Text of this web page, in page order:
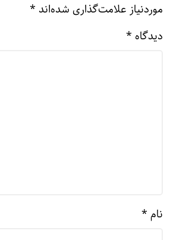
موردنیاز علامت‌گذاری شده‌اند *
دیدگاه *
نام *